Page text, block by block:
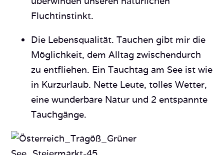
Fluchtinstinkt.
Die Lebensqualität. Tauchen gibt mir die
Möglichkeit, dem Alltag zwischendurch
zu entfliehen. Ein Tauchtag am See ist wie
in Kurzurlaub. Nette Leute, tolles Wetter,
eine wunderbare Natur und 2 entspannte
Tauchgänge.